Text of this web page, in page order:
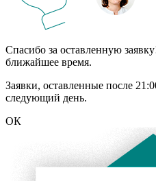
Спасибо за оставленную
ближайшее время.
Заявки, оставленные после
следующий день.
ОК